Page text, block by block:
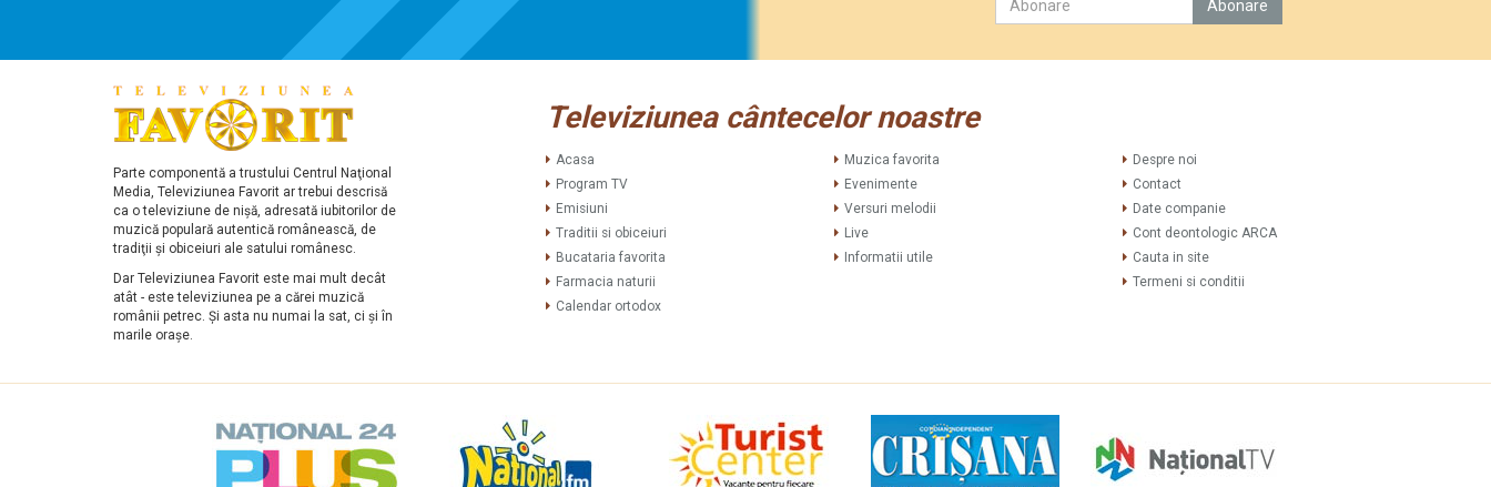
Parte componentă a trustului Centrul Naţional
Media, Televiziunea Favorit ar trebui descrisă
ca o televiziune de nişă, adresată iubitorilor de
muzică populară autentică românească, de
tradiţii şi obiceiuri ale satului românesc.
Dar Televiziunea Favorit este mai mult decât
atât - este televiziunea pe a cărei muzică
românii petrec. Şi asta nu numai la sat, ci şi în
marile oraşe.
Televiziunea cântecelor noastre
Acasa
Program TV
Emisiuni
Traditii si obiceiuri
Bucataria favorita
Farmacia naturii
Calendar ortodox
Muzica favorita
Evenimente
Versuri melodii
Live
Informatii utile
Despre noi
Contact
Date companie
Cont deontologic ARCA
Cauta in site
Termeni si conditii